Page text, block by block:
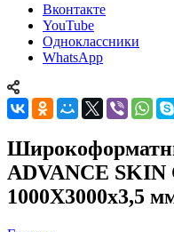
Вконтакте
YouTube
Одноклассники
WhatsApp
ADVANCE
1000X3000x3,5